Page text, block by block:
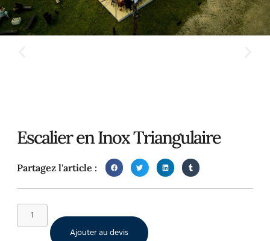
Escalier en Inox Triangulaire
Partagez l'article :
Ajouter au devis